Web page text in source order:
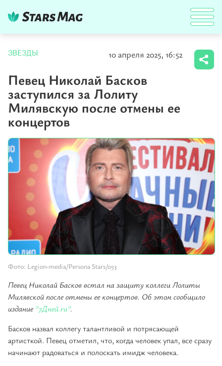
ЗВЕЗДЫ 10 апреля 2025, 16:52
Певец Николай Басков
заступился за Лолиту
Милявскую после отмены ее
концертов
Фото: Legion-media/Persona Stars/053
Певец Николай Басков встал на защиту коллеги Лолиты
Милявской после отмены ее концертов. Об этом сообщило
издание "7Дней.ru".
Басков назвал коллегу талантливой и потрясающей
артисткой. Певец отметил, что, когда человек упал, все сразу
начинают радоваться и полоскать имидж человека.